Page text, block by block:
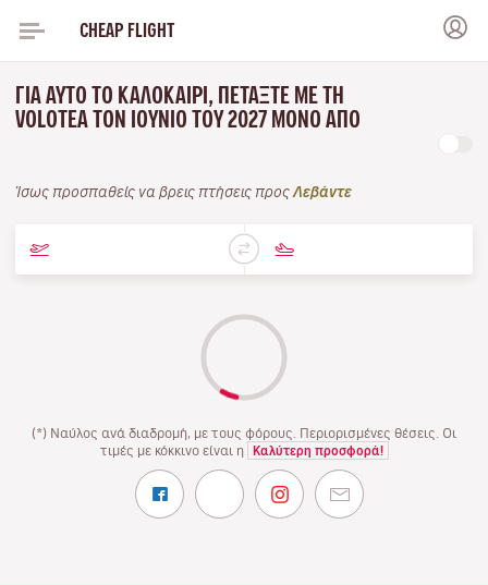
CHEAP FLIGHT
ΓΙΑ ΑΥΤΌ ΤΟ ΚΑΛΟΚΑΊΡΙ, ΠΕΤΆΞΤΕ ΜΕ ΤΗ
VOLOTEA ΤΟΝ ΙΟΎΝΙΟ ΤΟΥ 2027 ΜΌΝΟ ΑΠΌ
Ίσως προσπαθείς να βρεις πτήσεις προς Λεβάντε
(*) Ναύλος ανά διαδρομή, με τους φόρους. Περιορισμένες θέσεις. Οι
τιμές με κόκκινο είναι η
Καλύτερη προσφορά!